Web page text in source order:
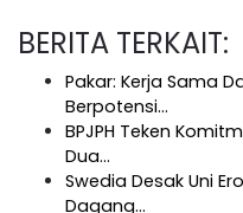
BERITA TERKAIT:
Pakar: Kerja Sama
Berpotensi…
BPJPH Teken
Dua…
Swedia Desak Uni
Dagang…